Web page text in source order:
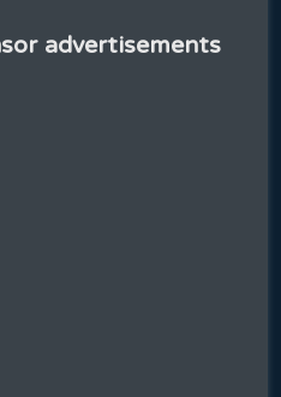
advertisements